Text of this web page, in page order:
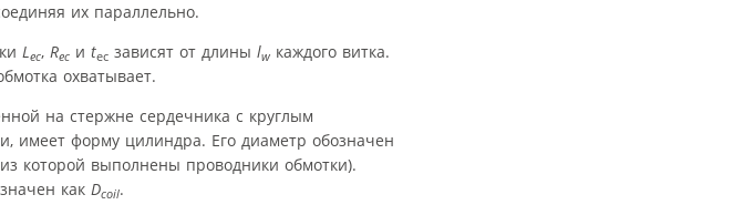
их параллельно.
Lec, Rec и tec зависят от длины lw каждого витка.
охватывает.
на стержне сердечника с круглым
имеет форму цилиндра. Его диаметр обозначен
которой выполнены проводники обмотки).
как Dcoil.